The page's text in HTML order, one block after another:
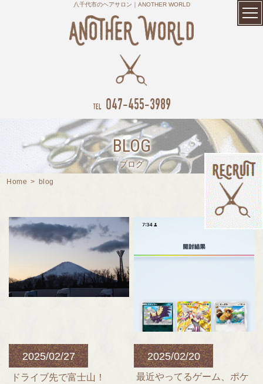
八千代市のヘアサロン｜ANOTHER WORLD
tel 047-455-3989
BLOG
ブログ
Home > blog
2025/02/27
ドライブ先で富士山！
2025/02/20
最近やってるゲーム、ポケ